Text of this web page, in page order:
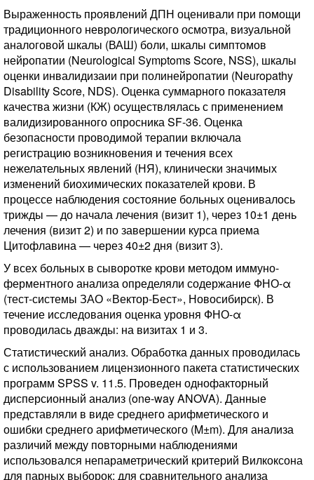
Выраженность проявлений ДПН оценивали при помощи
традиционного неврологического осмотра, визуальной
аналоговой шкалы (ВАШ) боли, шкалы симптомов
нейропатии (Neurological Symptoms Score, NSS), шкалы
оценки инвалидизаии при полинейропатии (Neuropathy
Disability Score, NDS). Оценка суммарного показателя
качества жизни (КЖ) осуществлялась с применением
валидизированного опросника SF-36. Оценка
безопасности проводимой терапии включала
регистрацию возникновения и течения всех
нежелательных явлений (НЯ), клинически значимых
изменений биохимических показателей крови. В
процессе наблюдения состояние больных оценивалось
трижды — до начала лечения (визит 1), через 10±1 день
лечения (визит 2) и по завершении курса приема
Цитофлавина — через 40±2 дня (визит 3).
У всех больных в сыворотке крови методом иммуно-
ферментного анализа определяли содержание ФНО-α
(тест-системы ЗАО «Вектор-Бест», Новосибирск). В
течение исследования оценка уровня ФНО-α
проводилась дважды: на визитах 1 и 3.
Статистический анализ. Обработка данных проводилась
с использованием лицензионного пакета статистических
программ SPSS v. 11.5. Проведен однофакторный
дисперсионный анализ (one-way ANOVA). Данные
представляли в виде среднего арифметического и
ошибки среднего арифметического (M±m). Для анализа
различий между повторными наблюдениями
использовался непараметрический критерий Вилкоксона
для парных выборок; для сравнительного анализа